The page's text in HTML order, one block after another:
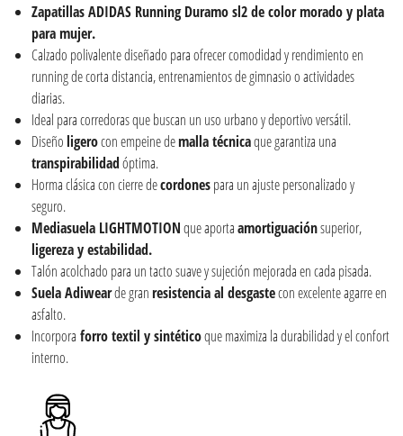
ZapatillasADIDAS Running Duramo sl2 de color morado y plata
para mujer.
Calzado polivalente diseñado para ofrecer comodidad y rendimiento en
running de corta distancia, entrenamientos de gimnasio o actividades
diarias.
Ideal para corredoras que buscan un uso urbano y deportivo versátil.
Diseñoligerocon empeine demalla técnicaque garantiza una
transpirabilidadóptima.
Horma clásica con cierre decordonespara un ajuste personalizado y
seguro.
Mediasuela LIGHTMOTIONque aportaamortiguaciónsuperior,
ligereza y estabilidad.
Talón acolchado para un tacto suave y sujeción mejorada en cada pisada.
Suela Adiwearde granresistencia al desgastecon excelente agarre en
asfalto.
Incorpora forro textil y sintéticoque maximiza la durabilidad y el confort
interno.